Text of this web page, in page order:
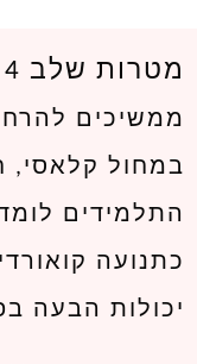
מטרות שלב 4
ממשיכים
במחול קלאסי,
התלמידים
כתנועה
יכולות הבעה